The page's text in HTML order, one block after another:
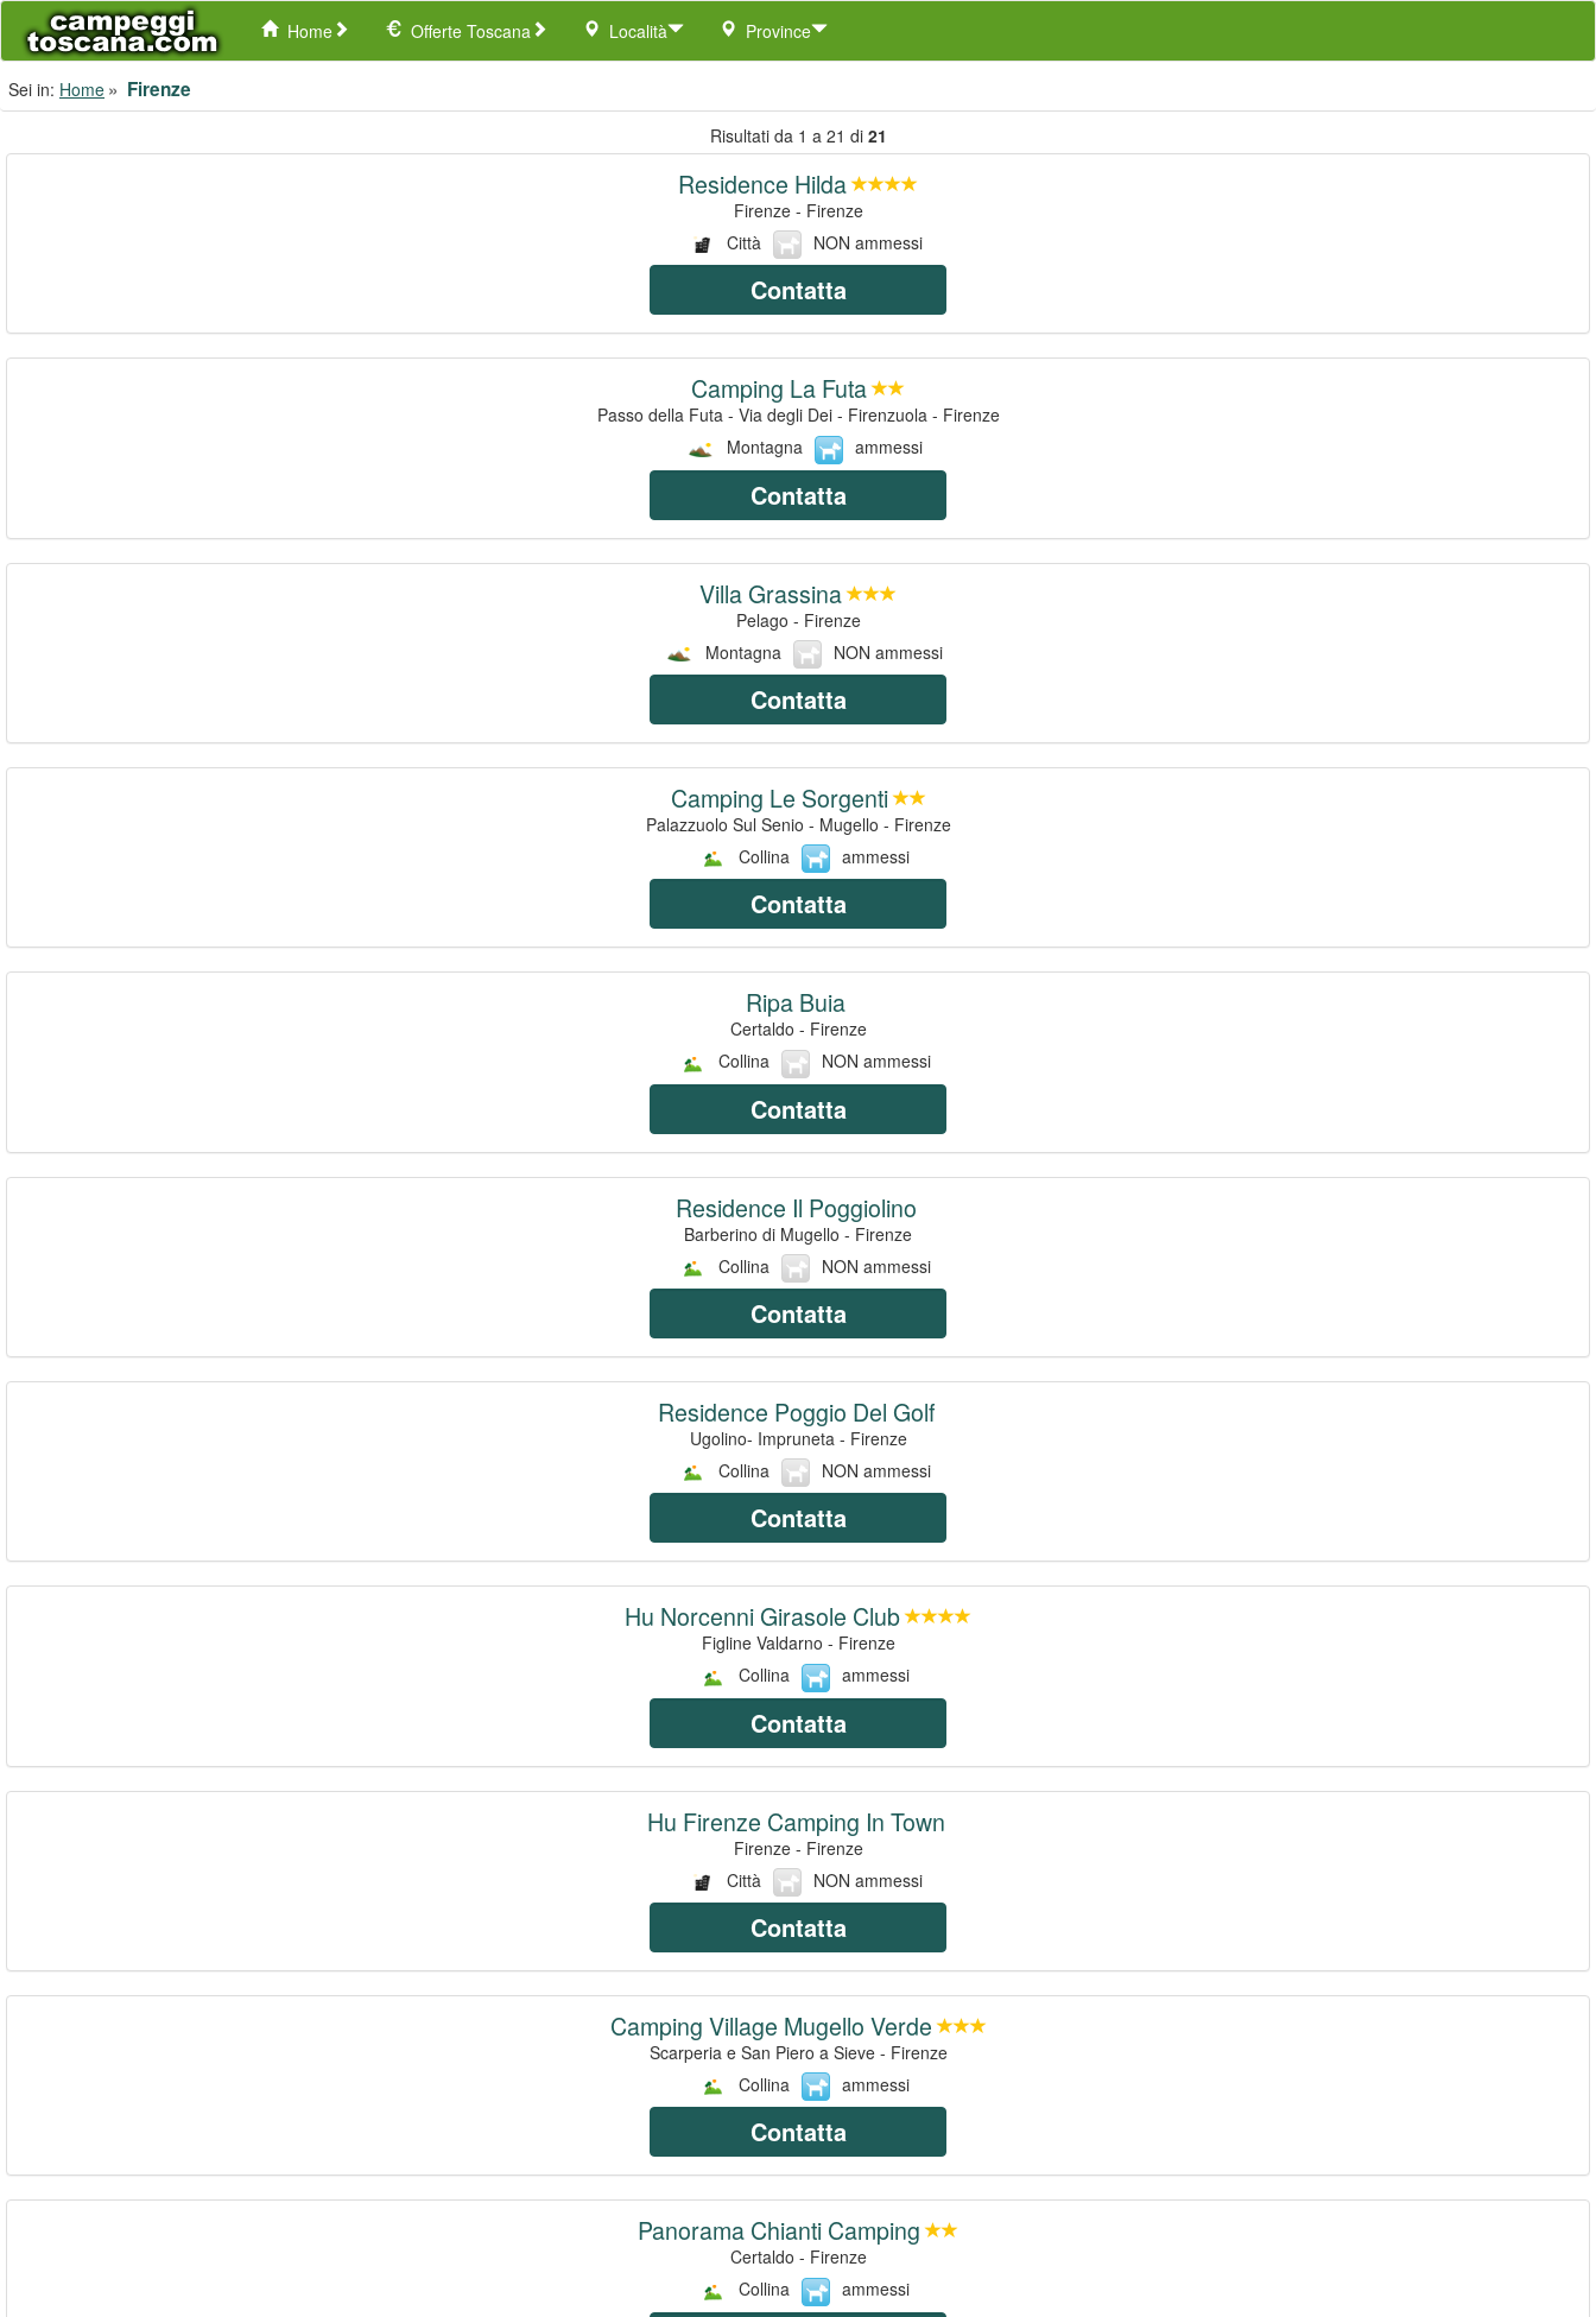
Home Offerte Toscana Località Province
Sei in: Home Firenze
Risultati da 1 a 21 di 21
Residence Hilda
Firenze - Firenze
Città
NON ammessi
Contatta
Camping La Futa
Passo della Futa - Via degli Dei - Firenzuola - Firenze
Montagna
ammessi
Contatta
Villa Grassina
Pelago - Firenze
Montagna
NON ammessi
Contatta
Camping Le Sorgenti
Palazzuolo Sul Senio - Mugello - Firenze
Collina
ammessi
Contatta
Ripa Buia
Certaldo - Firenze
Collina
NON ammessi
Contatta
Residence Il Poggiolino
Barberino di Mugello - Firenze
Collina
NON ammessi
Contatta
Residence Poggio Del Golf
Ugolino- Impruneta - Firenze
Collina
NON ammessi
Contatta
Hu Norcenni Girasole Club
Figline Valdarno - Firenze
Collina
ammessi
Contatta
Hu Firenze Camping In Town
Firenze - Firenze
Città
NON ammessi
Contatta
Camping Village Mugello Verde
Scarperia e San Piero a Sieve - Firenze
Collina
ammessi
Contatta
Panorama Chianti Camping
Certaldo - Firenze
Collina
ammessi